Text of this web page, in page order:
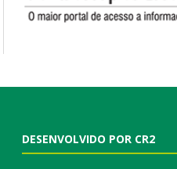
DESENVOLVIDO POR CR2